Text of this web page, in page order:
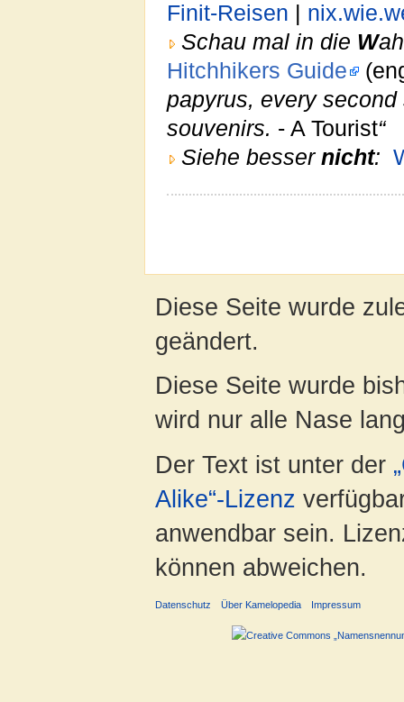
Finit-Reisen
Schau mal in die W
Hitchhikers Guide
papyrus, every
souvenirs. - A Tourist“
Siehe besser nicht:
Diese Seite wurde
geändert.
Diese Seite wurde
wird nur alle Nase
Der Text ist unter der
Alike“-Lizenz
anwendbar sein.
können abweichen.
Datenschutz Über Kamelopedia Impressum